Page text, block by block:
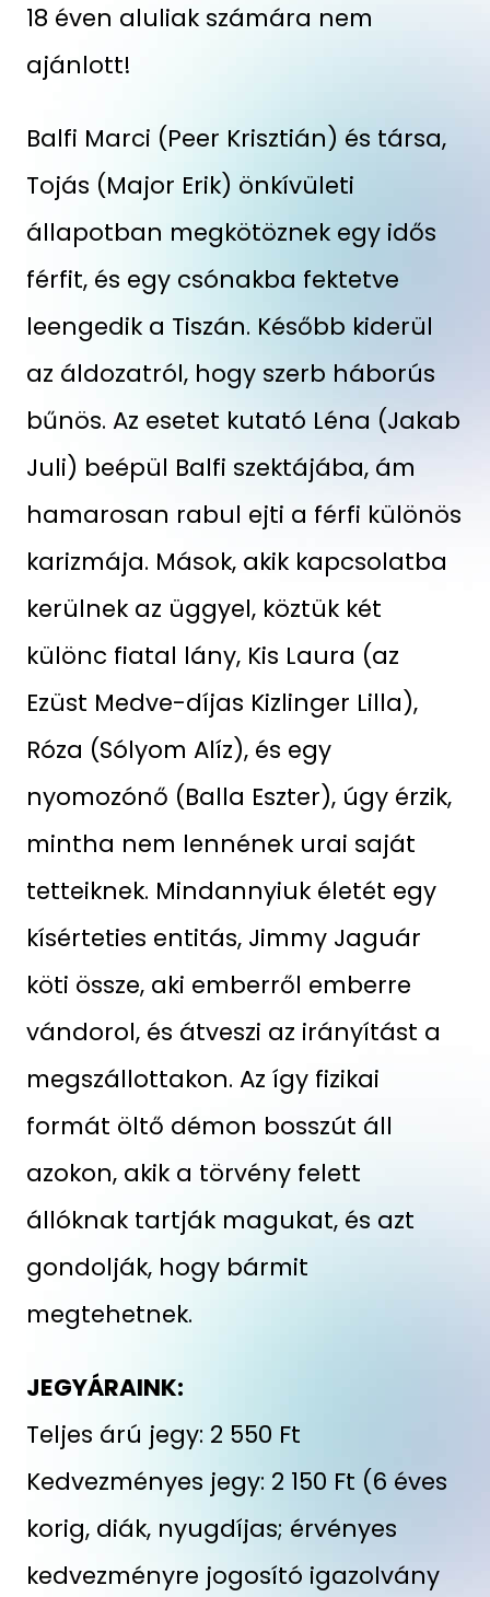
18 éven aluliak számára nem
ajánlott!
Balfi Marci (Peer Krisztián) és társa,
Tojás (Major Erik) önkívületi
állapotban megkötöznek egy idős
férfit, és egy csónakba fektetve
leengedik a Tiszán. Később kiderül
az áldozatról, hogy szerb háborús
bűnös. Az esetet kutató Léna (Jakab
Juli) beépül Balfi szektájába, ám
hamarosan rabul ejti a férfi különös
karizmája. Mások, akik kapcsolatba
kerülnek az üggyel, köztük két
különc fiatal lány, Kis Laura (az
Ezüst Medve-díjas Kizlinger Lilla),
Róza (Sólyom Alíz), és egy
nyomozónő (Balla Eszter), úgy érzik,
mintha nem lennének urai saját
tetteiknek. Mindannyiuk életét egy
kísérteties entitás, Jimmy Jaguár
köti össze, aki emberről emberre
vándorol, és átveszi az irányítást a
megszállottakon. Az így fizikai
formát öltő démon bosszút áll
azokon, akik a törvény felett
állóknak tartják magukat, és azt
gondolják, hogy bármit
megtehetnek.
JEGYÁRAINK:
Teljes árú jegy: 2 550 Ft
Kedvezményes jegy: 2 150 Ft (6 éves
korig, diák, nyugdíjas; érvényes
kedvezményre jogosító igazolvány